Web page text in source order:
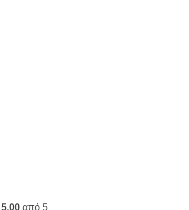
5.00 από 5